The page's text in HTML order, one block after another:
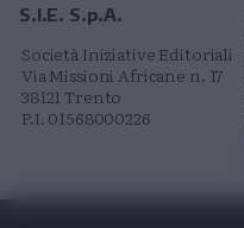
S.I.E. S.p.A.
Società Iniziative Editoriali
Via Missioni Africane n. 17
38121 Trento
P.I. 01568000226